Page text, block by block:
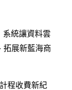
系統讓資料雲
拓展新藍海商
程收費新紀